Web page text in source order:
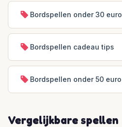
Bordspellen onder 30 euro
Bordspellen cadeau tips
Bordspellen onder 50 euro
Vergelijkbare spellen